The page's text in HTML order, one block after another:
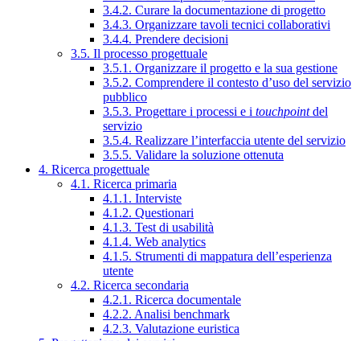
3.4.2. Curare la documentazione di progetto
3.4.3. Organizzare tavoli tecnici collaborativi
3.4.4. Prendere decisioni
3.5. Il processo progettuale
3.5.1. Organizzare il progetto e la sua gestione
3.5.2. Comprendere il contesto d’uso del servizio
pubblico
3.5.3. Progettare i processi e i touchpointdel
servizio
3.5.4. Realizzare l’interfaccia utente del servizio
3.5.5. Validare la soluzione ottenuta
4. Ricerca progettuale
4.1. Ricerca primaria
4.1.1. Interviste
4.1.2. Questionari
4.1.3. Test di usabilità
4.1.4. Web analytics
4.1.5. Strumenti di mappatura dell’esperienza
utente
4.2. Ricerca secondaria
4.2.1. Ricerca documentale
4.2.2. Analisi benchmark
4.2.3. Valutazione euristica